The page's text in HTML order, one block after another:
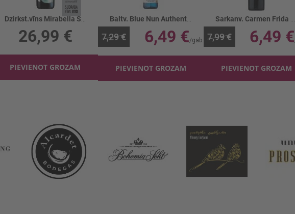
Dzirkst.vīns Mirabella Saten 12.5%
26,99 €
PIEVIENOT GROZAM
Baltv. Blue Nun Authentic 10%
7,29 € 6,49 €
PIEVIENOT GROZAM
Sarkanv. Carmen Frida Kahlo Carmenere 13.5%
7,99 € 6,49 €
PIEVIENOT GROZAM